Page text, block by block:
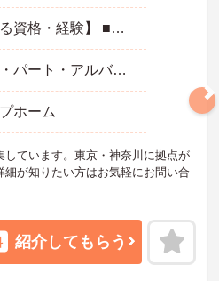
【求める資格・経験】 ■未経験ＯＫ
非常勤・パート・アルバイト
ホーム
ています。東京・神奈川に拠点が
が知りたい方はお気軽にお問い合
紹介してもらう